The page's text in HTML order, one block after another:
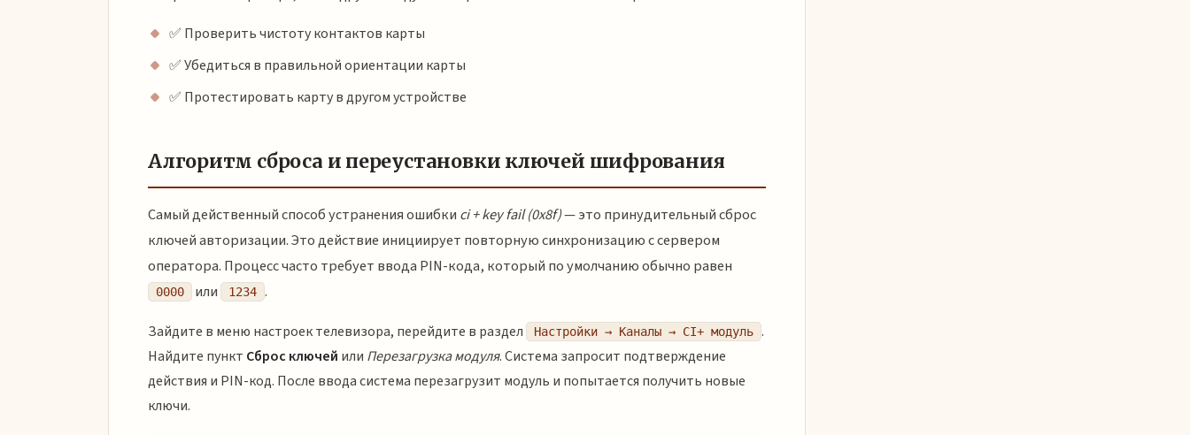
✅ Проверить чистоту контактов карты
✅ Убедиться в правильной ориентации карты
✅ Протестировать карту в другом устройстве
Алгоритм сброса и переустановки ключей шифрования
Самый действенный способ устранения ошибки ci + key fail (0x8f)— это принудительный сброс
ключей авторизации. Это действие инициирует повторную синхронизацию с сервером
оператора. Процесс часто требует ввода PIN-кода, который по умолчанию обычно равен
0000 или 1234 .
Зайдите в меню настроек телевизора, перейдите в раздел Настройки → Каналы → CI+ модуль .
Найдите пункт Сброс ключей или Перезагрузка модуля. Система запросит подтверждение
действия и PIN-код. После ввода система перезагрузит модуль и попытается получить новые
ключи.